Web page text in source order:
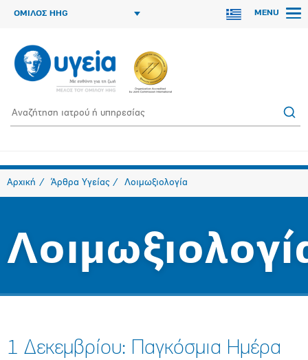
ΟΜΙΛΟΣ HHG MENU
Αρχική Άρθρα Υγείας Λοιμωξιολογία
1 Δεκεμβρίου: Παγκόσμια Ημέρα